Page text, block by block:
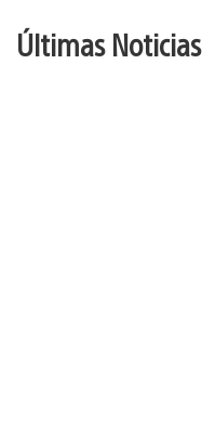
Últimas Noticias